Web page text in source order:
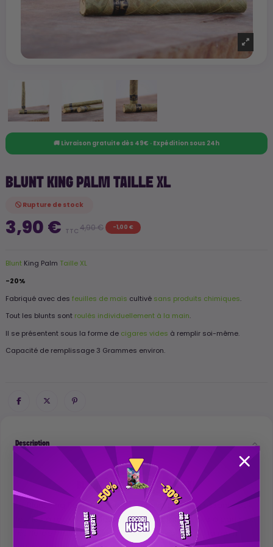
🚚 Livraison gratuite dès 49€ · Expédition sous 24h
BLUNT KING PALM TAILLE XL
Rupture de stock
3,90 € TTC 4,90 € -1,00 €
Blunt King Palm Taille XL
-20%
Fabriqué avec des feuilles de maïs cultivé sans produits chimiques.
Tout les blunts sont roulés individuellement à la main.
Il se présentent sous la forme de cigares vides à remplir soi-même.
Capacité de remplissage 3 Grammes environ.
Description
BLUNT KING PALM TAILLE XL
Le Blunt King Palm est une alternative très intéressante aux
feuilles à rouler classiques. Elles sont fabriquées à partir de
feuille de maïs triées sur le volet puis roulées à la main